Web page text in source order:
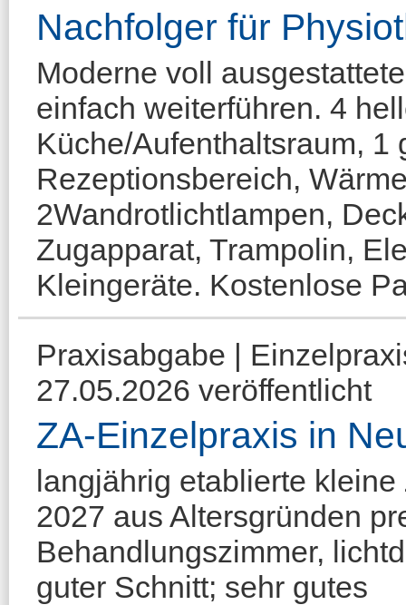
Nachfolger für
Moderne voll
einfach weiterführen. 4
Küche/Aufenthaltsraum, 1
Rezeptionsbereich,
2Wandrotlichtlampen,
Zugapparat, Trampolin,
Kleingeräte. Kostenlose
Praxisabgabe |
27.05.2026 veröffentlicht
ZA-Einzelpraxis in
langjährig etablierte
2027 aus Altersgründen
Behandlungszimmer,
guter Schnitt; sehr gutes